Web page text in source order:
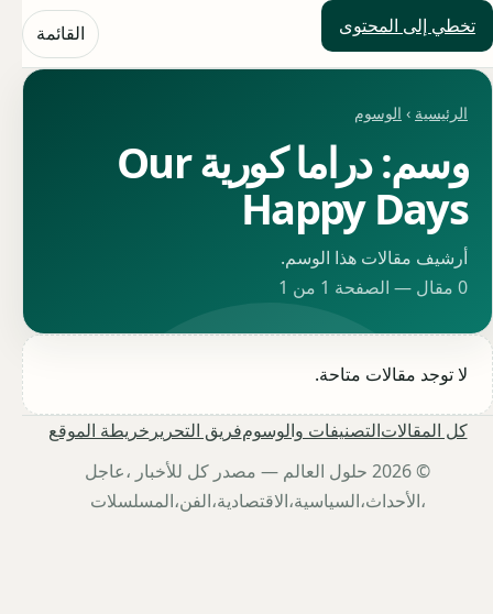
تخطي إلى المحتوى
حلول العالم القائمة
الرئيسية › الوسوم
وسم: دراما كورية Our
Happy Days
أرشيف مقالات هذا الوسم.
0 مقال — الصفحة 1 من 1
لا توجد مقالات متاحة.
كل المقالاتالتصنيفات والوسومفريق التحرير خريطة الموقع
© 2026 حلول العالم — مصدر كل للأخبار ،عاجل
،الأحداث،السياسية،الاقتصادية،الفن،المسلسلات